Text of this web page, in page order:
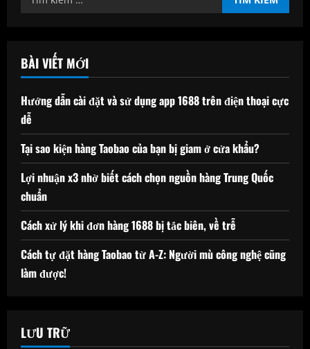
kiếm
BÀI VIẾT MỚI
Hướng dẫn cài đặt và sử dụng app 1688 trên điện thoại cực
dễ
Tại sao kiện hàng Taobao của bạn bị giam ở cửa khẩu?
Lợi nhuận x3 nhờ biết cách chọn nguồn hàng Trung Quốc
chuẩn
Cách xử lý khi đơn hàng 1688 bị tắc biên, về trễ
Cách tự đặt hàng Taobao từ A-Z: Người mù công nghệ cũng
làm được!
LƯU TRỮ